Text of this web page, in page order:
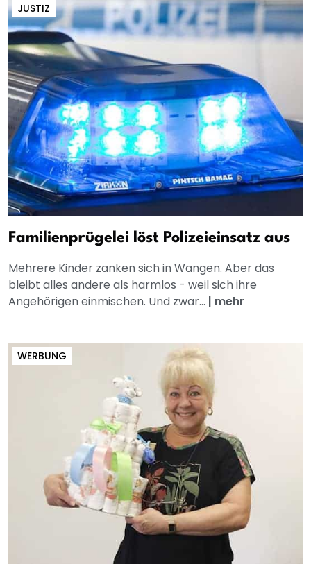
JUSTIZ
Familienprügelei löst Polizeieinsatz aus
Mehrere Kinder zanken sich in Wangen. Aber das
bleibt alles andere als harmlos - weil sich ihre
Angehörigen einmischen. Und zwar... | mehr
WERBUNG